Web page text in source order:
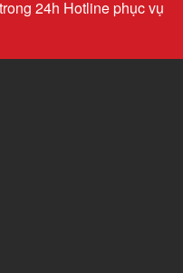
24h Hotline phục vụ